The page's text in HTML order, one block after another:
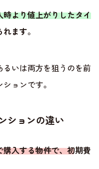
時より値上がりしたタイ
れます。
いは両方を狙うのを前
ョンです。
ションの違い
購入する物件で、初期費